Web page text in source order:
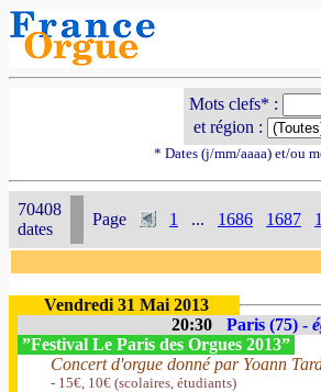
Mots clefs* :
et région :
* Dates (j/mm/aaaa) et/ou
70408
dates
Page 1 ... 1686 1687
Vendredi 31 Mai 2013
20:30
Paris (75) -
”Festival Le Paris des Orgues 2013”
Concert d'orgue donné par Yoann
- 15€, 10€ (scolaires, étudiants)